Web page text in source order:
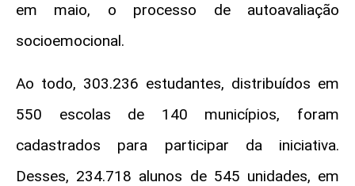
em maio, o processo de autoavaliação
socioemocional.
Ao todo, 303.236 estudantes, distribuídos em
550 escolas de 140 municípios, foram
cadastrados para participar da iniciativa.
Desses, 234.718 alunos de 545 unidades, em